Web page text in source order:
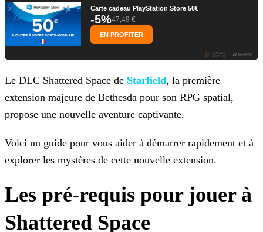
Carte cadeau PlayStation Store 50€
-5%47,49 €
EN PROFITER
Le DLC Shattered Space de Starfield, la première
extension majeure de Bethesda pour son RPG spatial,
propose une nouvelle aventure captivante.
Voici un guide pour vous aider à démarrer rapidement et à
explorer les mystères de cette nouvelle extension.
Les pré-requis pour jouer à
Shattered Space